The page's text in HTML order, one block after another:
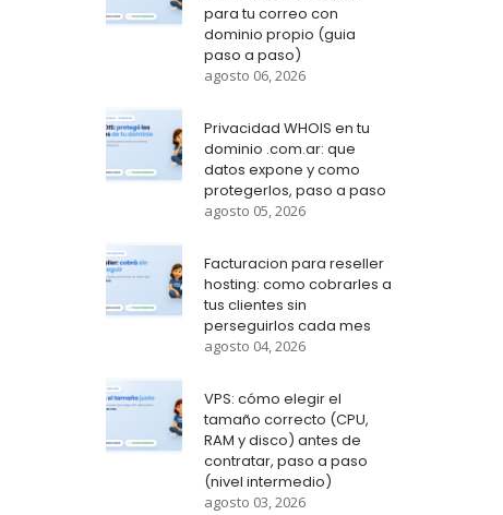
para tu correo con
dominio propio (guia
paso a paso)
agosto 06, 2026
Privacidad WHOIS en tu
dominio .com.ar: que
datos expone y como
protegerlos, paso a paso
agosto 05, 2026
Facturacion para reseller
hosting: como cobrarles a
tus clientes sin
perseguirlos cada mes
agosto 04, 2026
VPS: cómo elegir el
tamaño correcto (CPU,
RAM y disco) antes de
contratar, paso a paso
(nivel intermedio)
agosto 03, 2026